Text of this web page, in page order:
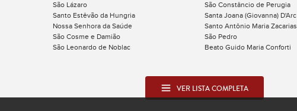
São Lázaro São Constâncio de Perugia
Santo Estêvão da Hungria Santa Joana (Giovanna) D'Arc
Nossa Senhora da Saúde Santo Antônio Maria Zacarias
São Cosme e Damião São Pedro
São Leonardo de Noblac Beato Guido Maria Conforti
VER LISTA COMPLETA